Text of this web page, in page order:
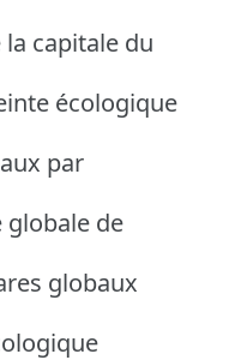
capitale du
écologique
par
globale de
globaux